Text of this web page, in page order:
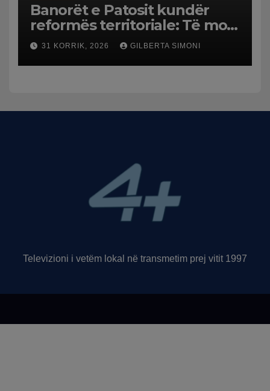
Banorët e Patosit kundër
reformës territoriale: Të mos
humbasim identitetin e
qytetit
31 KORRIK, 2026 GILBERTA SIMONI
Televizioni i vetëm lokal në transmetim prej vitit 1997